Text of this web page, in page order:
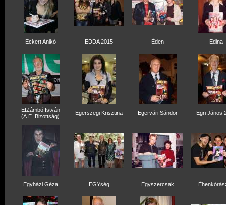
Eckert Anikó EDDA 2015 Éden Edina
EfZámbó István
(A.E. Bizottság)
Egerszegi Krisztina Egervári Sándor Egri János
Egyházi Géza EGYség Egyszercsak